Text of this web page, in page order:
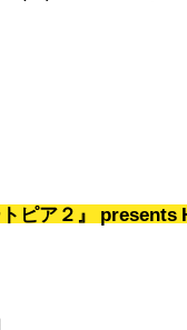
トピア２』